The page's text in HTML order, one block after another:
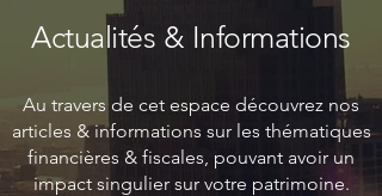
Actualités & Informations
Au travers de cet espace découvrez nos
articles & informations sur les thématiques
financières & fiscales, pouvant avoir un
impact singulier sur votre patrimoine.